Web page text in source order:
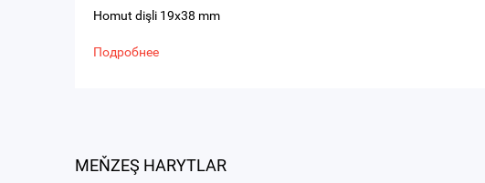
Homut dişli 19x38 mm
Подробнее
MEŇZEŞ HARYTLAR